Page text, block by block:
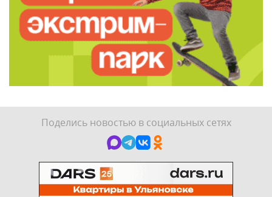
Поделись новостью в социальных сетях